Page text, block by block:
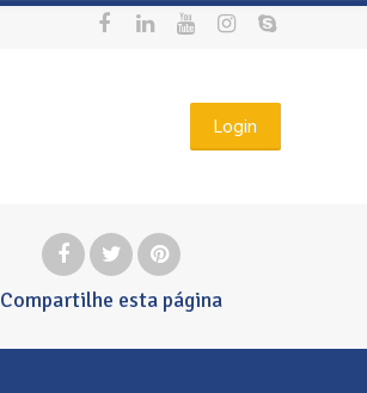
Login
Compartilhe esta página